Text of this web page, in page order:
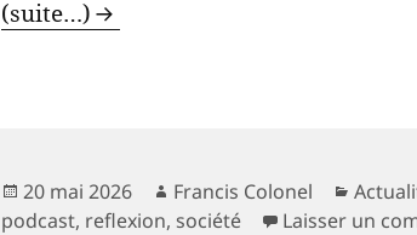
(suite…)
Publié
le
20 mai 2026 Auteur
Francis Colonel
podcast, reflexion, société Laisser un